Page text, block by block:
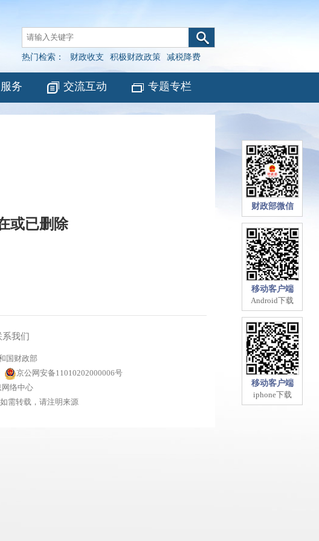
热门检索： 财政收支 积极财政政策 减税降费
务 交流互动 专题专栏
或已删除
系我们
国财政部
京公网安备11010202000006号
络中心
需转载，请注明来源
财政部微信
移动客户端
Android下载
移动客户端
iphone下载